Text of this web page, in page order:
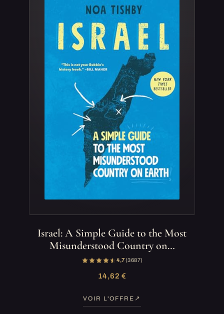
Israel: A Simple Guide to the Most
Misunderstood Country on…
4,7(3 687)
14,62 €
VOIR L'OFFRE